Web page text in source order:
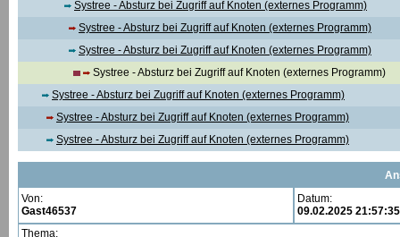
Systree - Absturz bei Zugriff auf Knoten (externes Programm)
Systree - Absturz bei Zugriff auf Knoten (externes Programm)
Systree - Absturz bei Zugriff auf Knoten (externes Programm)
Systree - Absturz bei Zugriff auf Knoten (externes Programm)
Systree - Absturz bei Zugriff auf Knoten (externes Programm)
Systree - Absturz bei Zugriff auf Knoten (externes Programm)
Systree - Absturz bei Zugriff auf Knoten (externes Programm)
Von:
Gast46537
Datum:
09.02.2025 21:57:35
Thema: